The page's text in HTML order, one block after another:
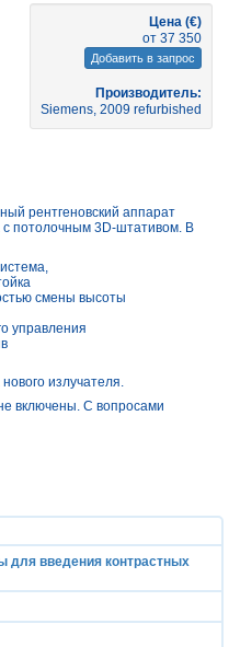
Цена (€)
от 37 350
Добавить в запрос
Производитель:
Siemens, 2009 refurbished
рентгеновский аппарат
с потолочным 3D-штативом. В
смены высоты
управления
излучателя.
включены. С вопросами
введения контрастных